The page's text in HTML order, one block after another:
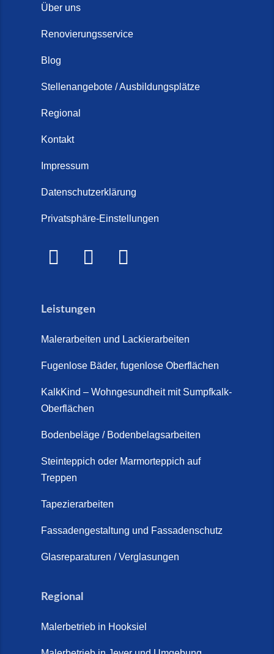
Über uns
Renovierungsservice
Blog
Stellenangebote / Ausbildungsplätze
Regional
Kontakt
Impressum
Datenschutzerklärung
Privatsphäre-Einstellungen
Leistungen
Malerarbeiten und Lackierarbeiten
Fugenlose Bäder, fugenlose Oberflächen
KalkKind – Wohngesundheit mit Sumpfkalk-
Oberflächen
Bodenbeläge / Bodenbelagsarbeiten
Steinteppich oder Marmorteppich auf
Treppen
Tapezierarbeiten
Fassadengestaltung und Fassadenschutz
Glasreparaturen / Verglasungen
Regional
Malerbetrieb in Hooksiel